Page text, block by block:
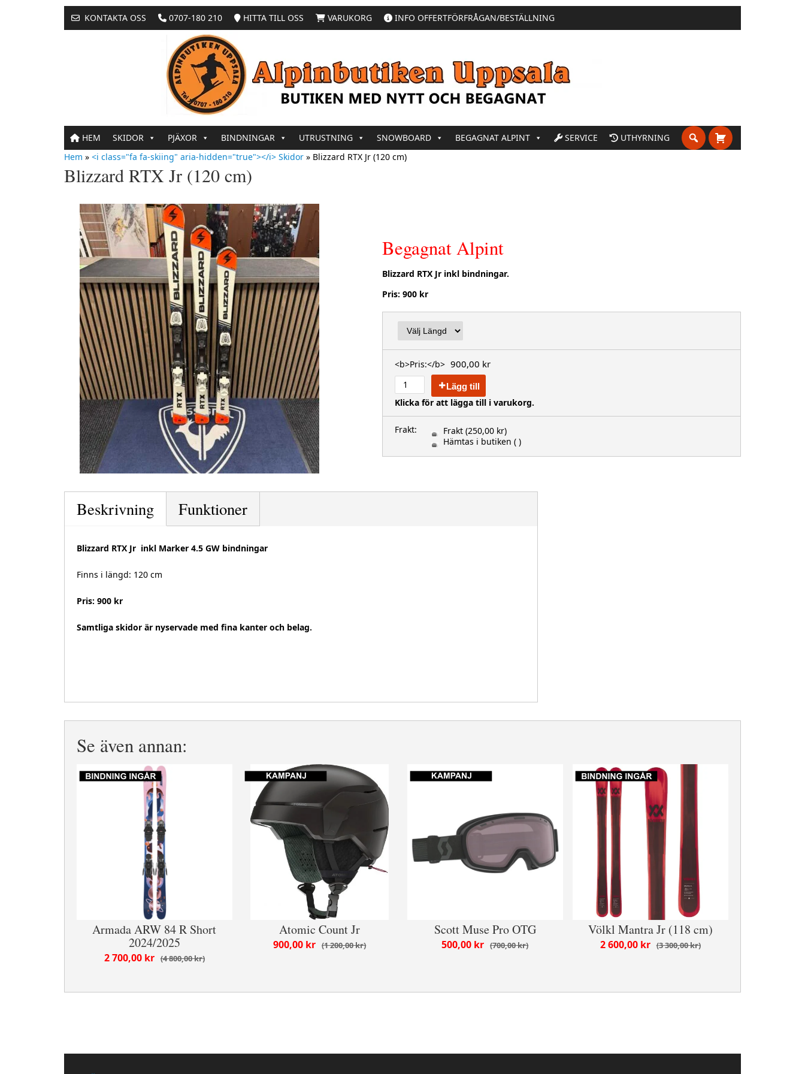
KONTAKTA OSS 0707-180 210 HITTA TILL OSS VARUKORG INFO OFFERTFÖRFRÅGAN/BESTÄLLNING
HEM SKIDOR PJÄXOR BINDNINGAR UTRUSTNING SNOWBOARD BEGAGNAT ALPINT SERVICE
UTHYRNING
Hem » <i class="fa fa-skiing" aria-hidden="true"></i> Skidor » Blizzard RTX Jr (120 cm)
Blizzard RTX Jr (120 cm)
Begagnat Alpint
Blizzard RTX Jr inkl bindningar.
Pris: 900 kr
<b>Pris:</b> 900,00 kr
Lägg till
Klicka för att lägga till i varukorg.
Frakt: Frakt (250,00 kr)
Hämtas i butiken ( )
Beskrivning Funktioner
Blizzard RTX Jr inkl Marker 4.5 GW bindningar
Finns i längd: 120 cm
Pris: 900 kr
Samtliga skidor är nyservade med fina kanter och belag.
Se även annan:
Armada ARW 84 R Short
2024/2025
4 800,00 kr
2 700,00 kr
Atomic Count Jr
1 200,00 kr
900,00 kr
Scott Muse Pro OTG
700,00 kr
500,00 kr
Völkl Mantra Jr (118 cm)
3 300,00 kr
2 600,00 kr